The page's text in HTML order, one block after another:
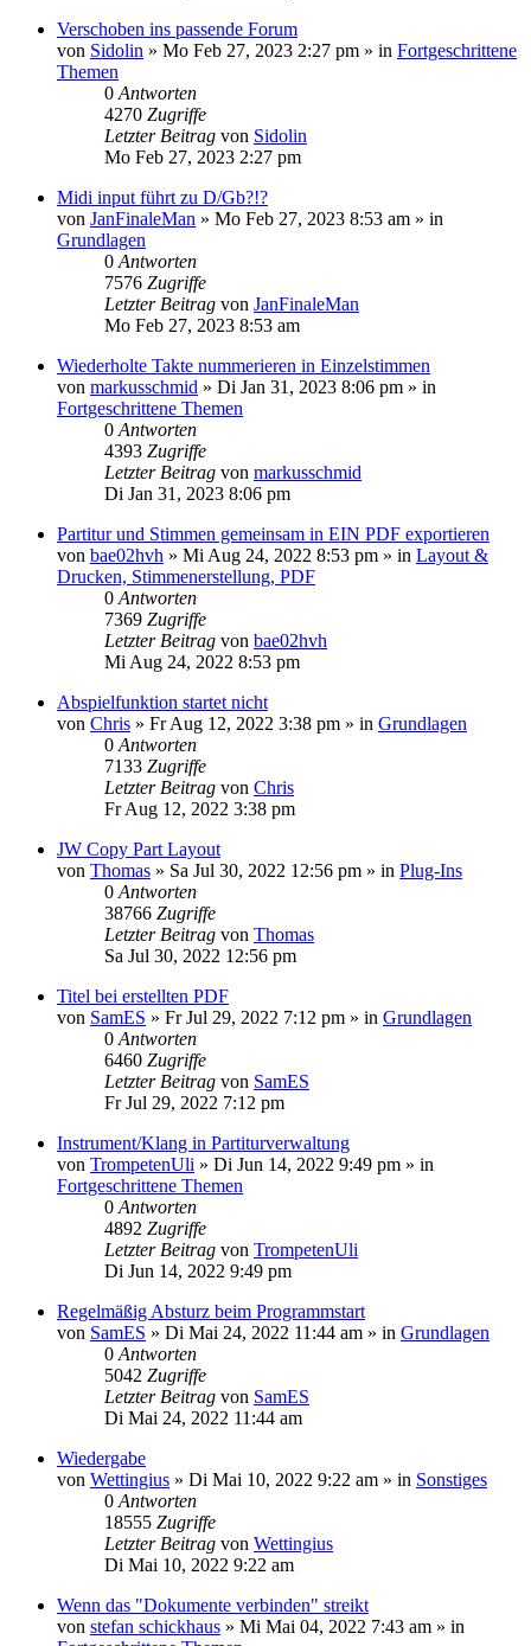
Verschoben ins passende Forum
von Sidolin » Mo Feb 27, 2023 2:27 pm » in Fortgeschrittene
Themen
0 Antworten
4270 Zugriffe
Letzter Beitrag von Sidolin
Mo Feb 27, 2023 2:27 pm
Midi input führt zu D/Gb?!?
von JanFinaleMan » Mo Feb 27, 2023 8:53 am » in
Grundlagen
0 Antworten
7576 Zugriffe
Letzter Beitrag von JanFinaleMan
Mo Feb 27, 2023 8:53 am
Wiederholte Takte nummerieren in Einzelstimmen
von markusschmid » Di Jan 31, 2023 8:06 pm » in
Fortgeschrittene Themen
0 Antworten
4393 Zugriffe
Letzter Beitrag von markusschmid
Di Jan 31, 2023 8:06 pm
Partitur und Stimmen gemeinsam in EIN PDF exportieren
von bae02hvh » Mi Aug 24, 2022 8:53 pm » in Layout &
Drucken, Stimmenerstellung, PDF
0 Antworten
7369 Zugriffe
Letzter Beitrag von bae02hvh
Mi Aug 24, 2022 8:53 pm
Abspielfunktion startet nicht
von Chris » Fr Aug 12, 2022 3:38 pm » in Grundlagen
0 Antworten
7133 Zugriffe
Letzter Beitrag von Chris
Fr Aug 12, 2022 3:38 pm
JW Copy Part Layout
von Thomas » Sa Jul 30, 2022 12:56 pm » in Plug-Ins
0 Antworten
38766 Zugriffe
Letzter Beitrag von Thomas
Sa Jul 30, 2022 12:56 pm
Titel bei erstellten PDF
von SamES » Fr Jul 29, 2022 7:12 pm » in Grundlagen
0 Antworten
6460 Zugriffe
Letzter Beitrag von SamES
Fr Jul 29, 2022 7:12 pm
Instrument/Klang in Partiturverwaltung
von TrompetenUli » Di Jun 14, 2022 9:49 pm » in
Fortgeschrittene Themen
0 Antworten
4892 Zugriffe
Letzter Beitrag von TrompetenUli
Di Jun 14, 2022 9:49 pm
Regelmäßig Absturz beim Programmstart
von SamES » Di Mai 24, 2022 11:44 am » in Grundlagen
0 Antworten
5042 Zugriffe
Letzter Beitrag von SamES
Di Mai 24, 2022 11:44 am
Wiedergabe
von Wettingius » Di Mai 10, 2022 9:22 am » in Sonstiges
0 Antworten
18555 Zugriffe
Letzter Beitrag von Wettingius
Di Mai 10, 2022 9:22 am
Wenn das "Dokumente verbinden" streikt
von stefan schickhaus » Mi Mai 04, 2022 7:43 am » in